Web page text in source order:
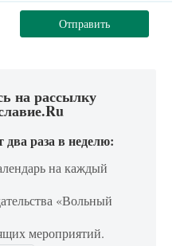
Отправить
на рассылку
раза в неделю:
на каждый
«Вольный
мероприятий.